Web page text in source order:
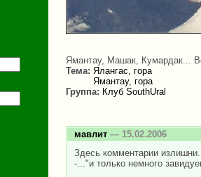
Ямантау, Машак, Кумардак...
Тема: Ялангас, гора
Ямантау, гора
Группа: Клуб SouthUral
мавлит — 15.02.2006
Здесь комментарии
-..."и только немного